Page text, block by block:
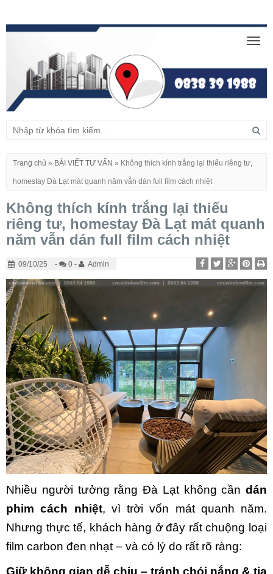
Trang chủ » BÀI VIẾT TƯ VẤN » Không thích kính trắng lại thiếu riêng tư,
homestay Đà Lạt mát quanh năm vẫn dán full film cách nhiệt
Không thích kính trắng lại thiếu
riêng tư, homestay Đà Lạt mát quanh
năm vẫn dán full film cách nhiệt
09/10/25 - 0 - Admin
Nhiều người tưởng rằng Đà Lạt không cần dán
phim cách nhiệt, vì trời vốn mát quanh năm.
Nhưng thực tế, khách hàng ở đây rất chuộng loại
film carbon đen nhạt – và có lý do rất rõ ràng:
Giữ không gian dễ chịu – tránh chói nắng & tia